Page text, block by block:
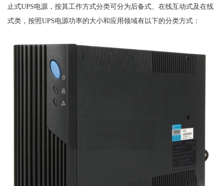
止式UPS电源，按其工作方式分类可分为后备式、在线互动式及在线
式类，按照UPS电源功率的大小和应用领域有以下的分类方式：